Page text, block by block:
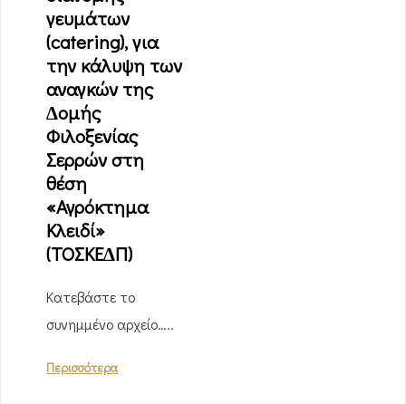
γευµάτων
(catering), για
την κάλυψη των
αναγκών της
∆οµής
Φιλοξενίας
Σερρών στη
θέση
«Αγρόκτηµα
Κλειδί»
(ΤΟΣΚΕ∆Π)
Κατεβάστε το
συνημμένο αρχείο…..
Περισσότερα